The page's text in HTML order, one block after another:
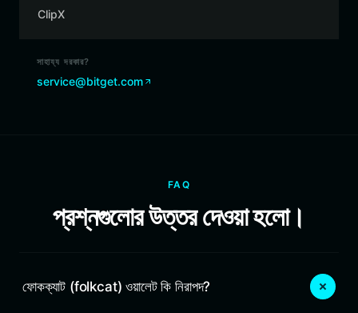
ClipX
সাহায্য দরকার?
service@bitget.com
FAQ
প্রশ্নগুলোর উত্তর দেওয়া হলো।
ফোকক্যাট (folkcat) ওয়ালেট কি নিরাপদ?